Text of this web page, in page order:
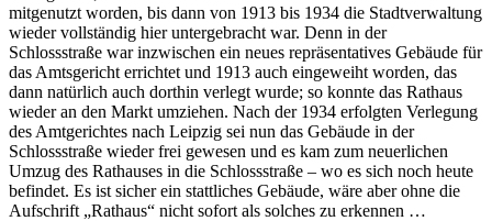
mitgenutzt worden, bis dann von 1913 bis 1934 die Stadtverwaltung
wieder vollständig hier untergebracht war. Denn in der
Schlossstraße war inzwischen ein neues repräsentatives Gebäude für
das Amtsgericht errichtet und 1913 auch eingeweiht worden, das
dann natürlich auch dorthin verlegt wurde; so konnte das Rathaus
wieder an den Markt umziehen. Nach der 1934 erfolgten Verlegung
des Amtgerichtes nach Leipzig sei nun das Gebäude in der
Schlossstraße wieder frei gewesen und es kam zum neuerlichen
Umzug des Rathauses in die Schlossstraße – wo es sich noch heute
befindet. Es ist sicher ein stattliches Gebäude, wäre aber ohne die
Aufschrift „Rathaus“ nicht sofort als solches zu erkennen …